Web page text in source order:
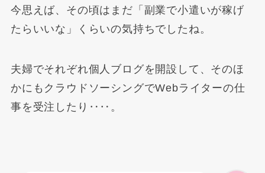
今思えば、その頃はまだ「副業で小遣いが稼げ
たらいいな」くらいの気持ちでしたね。
夫婦でそれぞれ個人ブログを開設して、そのほ
かにもクラウドソーシングでWebライターの仕
事を受注したり‥‥。